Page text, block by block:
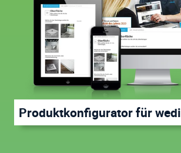
Produktkonfigurator für wedi